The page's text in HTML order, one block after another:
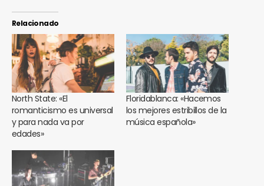
Relacionado
North State: «El
romanticismo es universal
y para nada va por
edades»
Floridablanca: «Hacemos
los mejores estribillos de la
música española»